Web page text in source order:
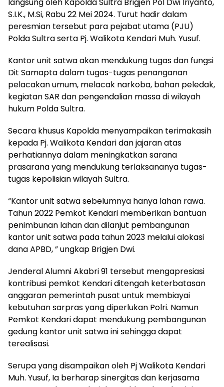
langsung oleh Kapolda Sultra Brigjen Pol Dwi Iriyanto,
S.I.K., M.Si, Rabu 22 Mei 2024. Turut hadir dalam
peresmian tersebut para pejabat utama (PJU)
Polda Sultra serta Pj. Walikota Kendari Muh. Yusuf.
Kantor unit satwa akan mendukung tugas dan fungsi
Dit Samapta dalam tugas-tugas penanganan
pelacakan umum, melacak narkoba, bahan peledak,
kegiatan SAR dan pengendalian massa di wilayah
hukum Polda Sultra.
Secara khusus Kapolda menyampaikan terimakasih
kepada Pj. Walikota Kendari dan jajaran atas
perhatiannya dalam meningkatkan sarana
prasarana yang mendukung terlaksananya tugas-
tugas kepolisian wilayah Sultra.
“Kantor unit satwa sebelumnya hanya lahan rawa.
Tahun 2022 Pemkot Kendari memberikan bantuan
penimbunan lahan dan dilanjut pembangunan
kantor unit satwa pada tahun 2023 melalui alokasi
dana APBD, ” ungkap Brigjen Dwi.
Jenderal Alumni Akabri 91 tersebut mengapresiasi
kontribusi pemkot Kendari ditengah keterbatasan
anggaran pemerintah pusat untuk membiayai
kebutuhan sarpras yang diperlukan Polri. Namun
Pemkot Kendari dapat mendukung pembangunan
gedung kantor unit satwa ini sehingga dapat
terealisasi.
Serupa yang disampaikan oleh Pj Walikota Kendari
Muh. Yusuf, Ia berharap sinergitas dan kerjasama